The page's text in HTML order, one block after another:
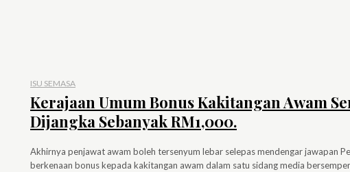
ISU SEMASA
Kerajaan Umum Bonus Kakitangan Awam
Dijangka Sebanyak RM1,000.
Akhirnya penjawat awam boleh tersenyum lebar selepas mendengar jawapan
berkenaan bonus kepada kakitangan awam dalam satu sidang media